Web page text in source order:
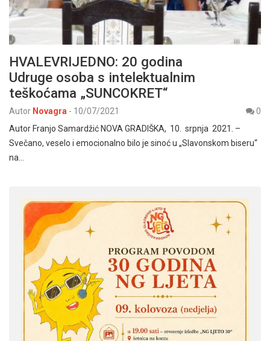
HVALEVRIJEDNO: 20 godina
Udruge osoba s intelektualnim
teškoćama „SUNCOKRET“
Autor Novagra - 10/07/2021
0
Autor Franjo Samardžić NOVA GRADIŠKA, 10. srpnja 2021. –
Svečano, veselo i emocionalno bilo je sinoć u „Slavonskom biseru“
na…